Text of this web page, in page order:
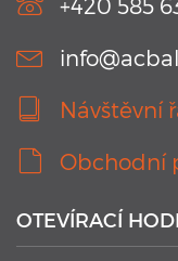
+420 585
Návštěvní
Obchodní
OTEVÍRACÍ